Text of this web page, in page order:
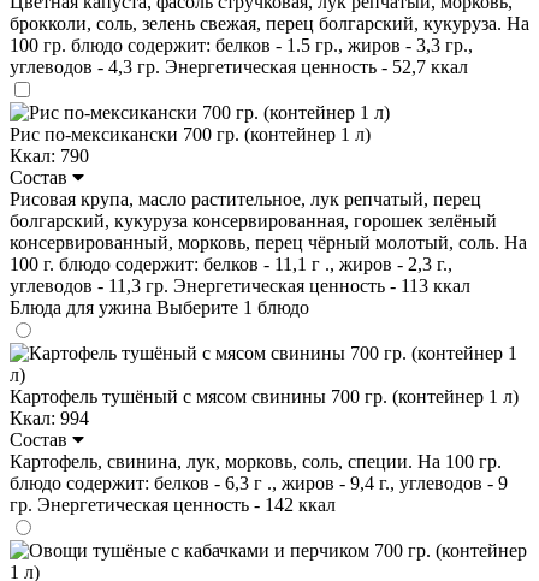
брокколи, соль, зелень свежая, перец болгарский, кукуруза. На
100 гр. блюдо содержит: белков - 1.5 гр., жиров - 3,3 гр.,
углеводов - 4,3 гр. Энергетическая ценность - 52,7 ккал
Рис по-мексикански 700 гр. (контейнер 1 л)
Ккал: 790
Состав
Рисовая крупа, масло растительное, лук репчатый, перец
болгарский, кукуруза консервированная, горошек зелёный
консервированный, морковь, перец чёрный молотый, соль. На
100 г. блюдо содержит: белков - 11,1 г ., жиров - 2,3 г.,
углеводов - 11,3 гр. Энергетическая ценность - 113 ккал
Блюда для ужина Выберите 1 блюдо
Картофель тушёный с мясом свинины 700 гр. (контейнер 1 л)
Ккал: 994
Состав
Картофель, свинина, лук, морковь, соль, специи. На 100 гр.
блюдо содержит: белков - 6,3 г ., жиров - 9,4 г., углеводов - 9
гр. Энергетическая ценность - 142 ккал